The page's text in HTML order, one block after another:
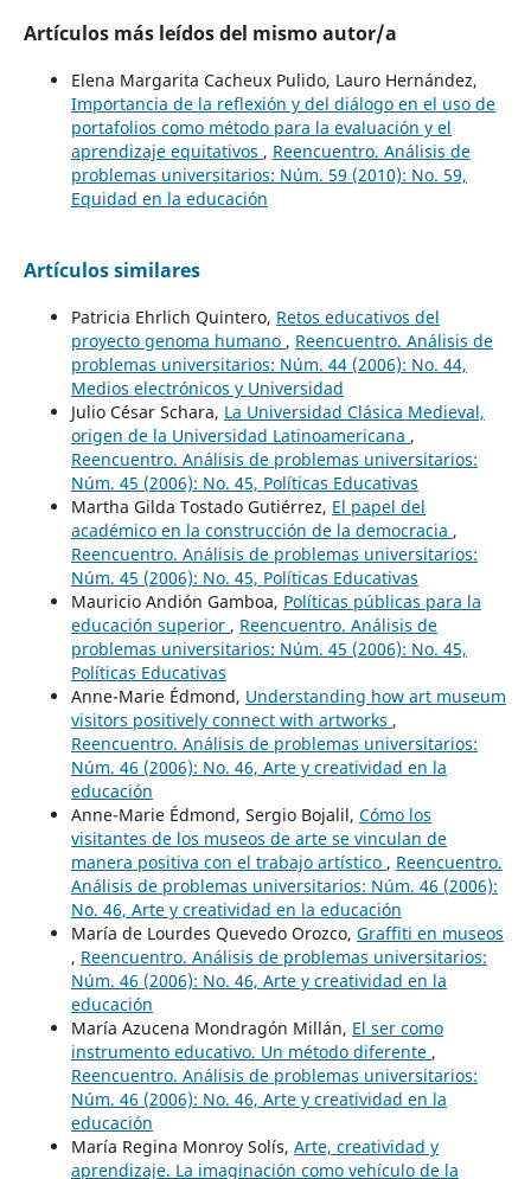
Artículos más leídos del mismo autor/a
Elena Margarita Cacheux Pulido, Lauro Hernández,
Importancia de la reflexión y del diálogo en el uso de
portafolios como método para la evaluación y el
aprendizaje equitativos , Reencuentro. Análisis de
problemas universitarios: Núm. 59 (2010): No. 59,
Equidad en la educación
Artículos similares
Patricia Ehrlich Quintero, Retos educativos del
proyecto genoma humano , Reencuentro. Análisis de
problemas universitarios: Núm. 44 (2006): No. 44,
Medios electrónicos y Universidad
Julio César Schara, La Universidad Clásica Medieval,
origen de la Universidad Latinoamericana ,
Reencuentro. Análisis de problemas universitarios:
Núm. 45 (2006): No. 45, Políticas Educativas
Martha Gilda Tostado Gutiérrez, El papel del
académico en la construcción de la democracia ,
Reencuentro. Análisis de problemas universitarios:
Núm. 45 (2006): No. 45, Políticas Educativas
Mauricio Andión Gamboa, Políticas públicas para la
educación superior , Reencuentro. Análisis de
problemas universitarios: Núm. 45 (2006): No. 45,
Políticas Educativas
Anne-Marie Édmond, Understanding how art museum
visitors positively connect with artworks ,
Reencuentro. Análisis de problemas universitarios:
Núm. 46 (2006): No. 46, Arte y creatividad en la
educación
Anne-Marie Édmond, Sergio Bojalil, Cómo los
visitantes de los museos de arte se vinculan de
manera positiva con el trabajo artístico , Reencuentro.
Análisis de problemas universitarios: Núm. 46 (2006):
No. 46, Arte y creatividad en la educación
María de Lourdes Quevedo Orozco, Graffiti en museos
, Reencuentro. Análisis de problemas universitarios:
Núm. 46 (2006): No. 46, Arte y creatividad en la
educación
María Azucena Mondragón Millán, El ser como
instrumento educativo. Un método diferente ,
Reencuentro. Análisis de problemas universitarios:
Núm. 46 (2006): No. 46, Arte y creatividad en la
educación
María Regina Monroy Solís, Arte, creatividad y
aprendizaje. La imaginación como vehículo de la